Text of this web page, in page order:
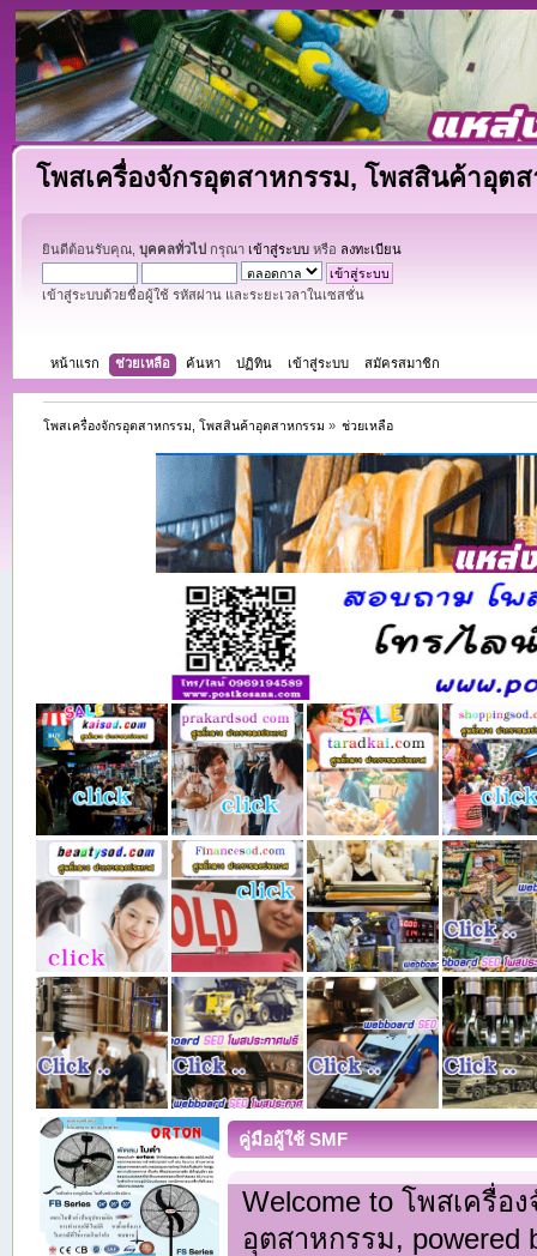
โพสเครื่องจักรอุตสาหกรรม, โพสสินค้าอุต
ยินดีต้อนรับคุณ, บุคคลทั่วไป กรุณา เข้าสู่ระบบหรือ ลงทะเบียน
เข้าสู่ระบบด้วยชื่อผู้ใช้ รหัสผ่าน และระยะเวลาในเซสชั่น
หน้าแรก ช่วยเหลือ ค้นหา ปฏิทิน เข้าสู่ระบบ สมัครสมาชิก
โพสเครื่องจักรอุตสาหกรรม, โพสสินค้าอุตสาหกรรม » ช่วยเหลือ
คู่มือผู้ใช้ SMF
Welcome to โพสเครื่อ
อุตสาหกรรม, powered